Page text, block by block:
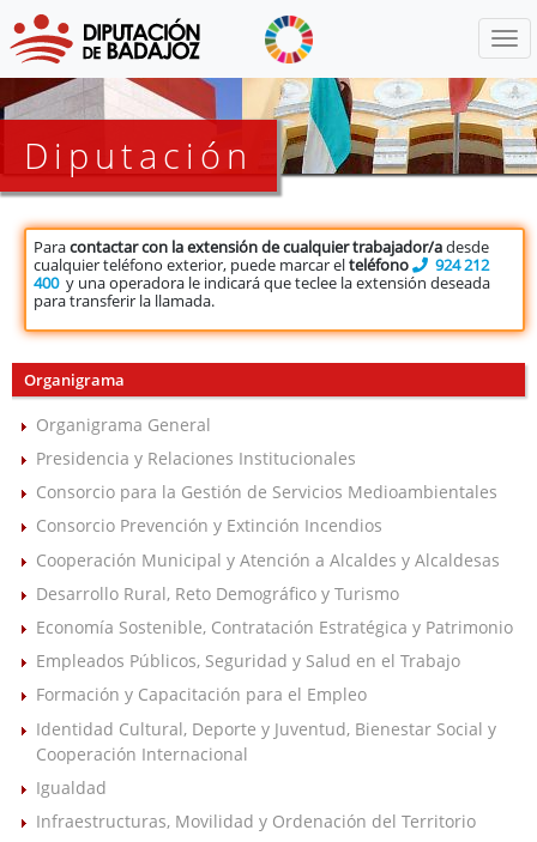
Diputación
Paracontactar con la extensión de cualquier trabajador/adesde
cualquier teléfono exterior, puede marcar elteléfono
924 212
400y una operadora le indicará que teclee la extensión deseada
para transferir la llamada.
Organigrama
Organigrama General
Presidencia y Relaciones Institucionales
Consorcio para la Gestión de Servicios Medioambientales
Consorcio Prevención y Extinción Incendios
Cooperación Municipal y Atención a Alcaldes y Alcaldesas
Desarrollo Rural, Reto Demográfico y Turismo
Economía Sostenible, Contratación Estratégica y Patrimonio
Empleados Públicos, Seguridad y Salud en el Trabajo
Formación y Capacitación para el Empleo
Identidad Cultural, Deporte y Juventud, Bienestar Social y
Cooperación Internacional
Igualdad
Infraestructuras, Movilidad y Ordenación del Territorio